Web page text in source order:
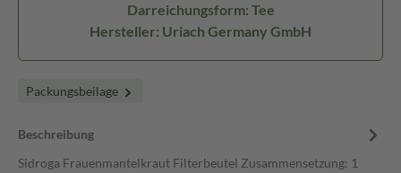
Darreichungsform: Tee
Hersteller: Uriach Germany GmbH
Packungsbeilage
Beschreibung
Sidroga Frauenmantelkraut Filterbeutel Zusammensetzung: 1